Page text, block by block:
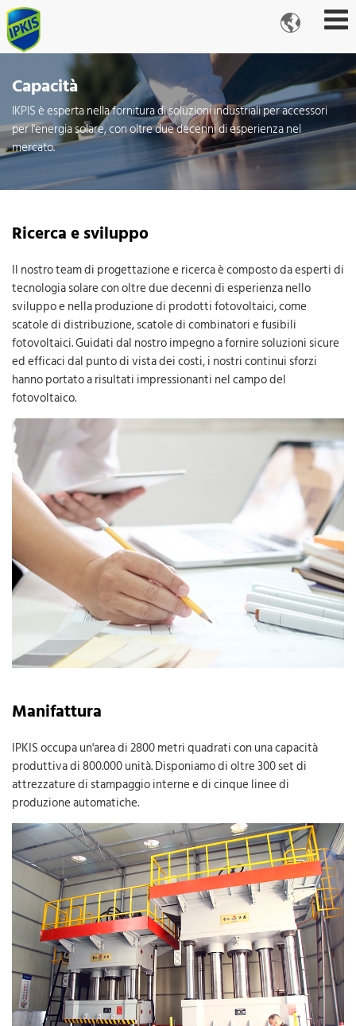

Capacità
IKPIS è esperta nella fornitura di soluzioni industriali per accessori
per l'energia solare, con oltre due decenni di esperienza nel
mercato.
Ricerca e sviluppo
Il nostro team di progettazione e ricerca è composto da esperti di
tecnologia solare con oltre due decenni di esperienza nello
sviluppo e nella produzione di prodotti fotovoltaici, come
scatole di distribuzione, scatole di combinatori e fusibili
fotovoltaici. Guidati dal nostro impegno a fornire soluzioni sicure
ed efficaci dal punto di vista dei costi, i nostri continui sforzi
hanno portato a risultati impressionanti nel campo del
fotovoltaico.
Manifattura
IPKIS occupa un'area di 2800 metri quadrati con una capacità
produttiva di 800.000 unità. Disponiamo di oltre 300 set di
attrezzature di stampaggio interne e di cinque linee di
produzione automatiche.